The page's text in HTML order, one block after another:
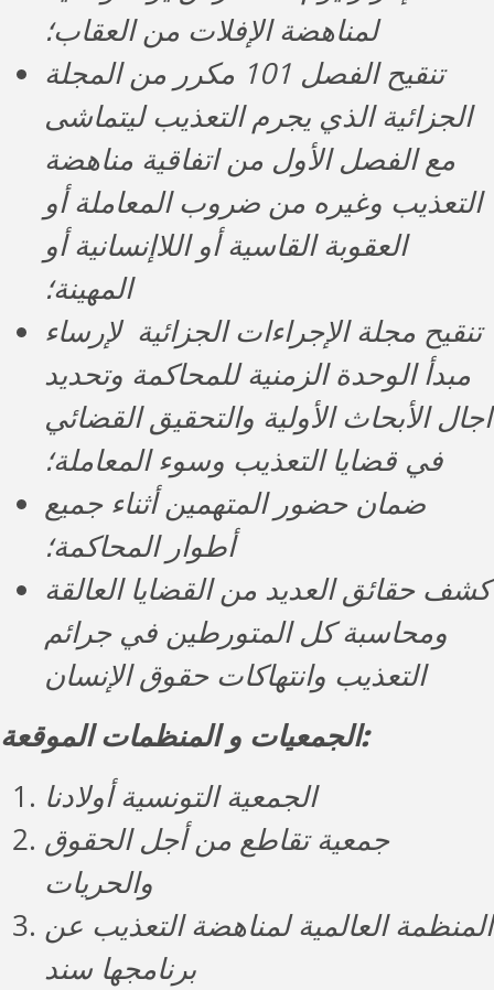
لمناهضة الإفلات من العقاب؛
تنقيح الفصل 101 مكرر من المجلة
الجزائية الذي يجرم التعذيب ليتماشى
مع الفصل الأول من اتفاقية مناهضة
التعذيب وغيره من ضروب المعاملة أو
العقوبة القاسية أو اللاإنسانية أو
المهينة؛
‏تنقيح مجلة الإجراءات الجزائية ‏ لإرساء
مبدأ الوحدة الزمنية للمحاكمة وتحديد
اجال الأبحاث الأولية والتحقيق القضائي
في قضايا التعذيب وسوء المعاملة؛
ضمان حضور المتهمين أثناء جميع
أطوار المحاكمة؛
كشف حقائق العديد من القضايا العالقة
ومحاسبة كل المتورطين في جرائم
التعذيب وانتهاكات حقوق الإنسان
الجمعيات و المنظمات الموقعة:
الجمعية التونسية أولادنا
جمعية تقاطع من أجل الحقوق
والحريات
المنظمة العالمية لمناهضة التعذيب عن
برنامجها سند